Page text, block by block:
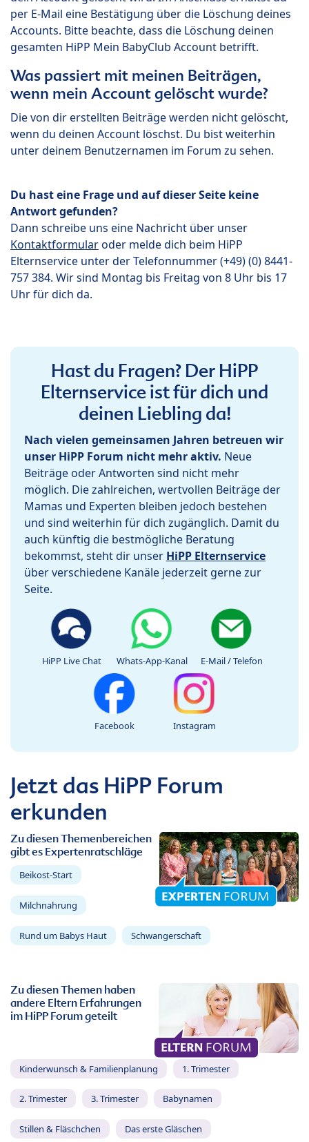
per E-Mail eine Bestätigung über die Löschung deines
Accounts. Bitte beachte, dass die Löschung deinen
gesamten HiPP Mein BabyClub Account betrifft.
Was passiert mit meinen Beiträgen,
wenn mein Account gelöscht wurde?
Die von dir erstellten Beiträge werden nicht gelöscht,
wenn du deinen Account löschst. Du bist weiterhin
unter deinem Benutzernamen im Forum zu sehen.
Du hast eine Frage und auf dieser Seite keine
Antwort gefunden?
Dann schreibe uns eine Nachricht über unser
Kontaktformularoder melde dich beim HiPP
Elternservice unter der Telefonnummer (+49) (0) 8441-
757 384. Wir sind Montag bis Freitag von 8 Uhr bis 17
Uhr für dich da.
Hast du Fragen? Der HiPP
Elternservice ist für dich und
deinen Liebling da!
Nach vielen gemeinsamen Jahren betreuen wir
unser HiPP Forum nicht mehr aktiv. Neue
Beiträge oder Antworten sind nicht mehr
möglich. Die zahlreichen, wertvollen Beiträge der
Mamas und Experten bleiben jedoch bestehen
und sind weiterhin für dich zugänglich. Damit du
auch künftig die bestmögliche Beratung
bekommst, steht dir unser HiPP Elternservice
über verschiedene Kanäle jederzeit gerne zur
Seite.
HiPP Live Chat Whats-App-Kanal E-Mail / Telefon
Facebook Instagram
Jetzt das HiPP Forum
erkunden
Zu diesen Themenbereichen
gibt es Expertenratschläge
Beikost-Start
Milchnahrung
Rund um Babys Haut Schwangerschaft
Zu diesen Themen haben
andere Eltern Erfahrungen
im HiPP Forum geteilt
Kinderwunsch & Familienplanung 1. Trimester
2. Trimester 3. Trimester Babynamen
Stillen & Fläschchen Das erste Gläschen